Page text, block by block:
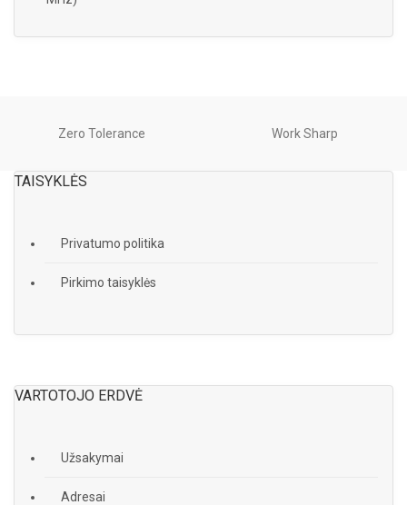
Zero Tolerance Work Sharp
TAISYKLĖS
Privatumo politika
Pirkimo taisyklės
VARTOTOJO ERDVĖ
Užsakymai
Adresai